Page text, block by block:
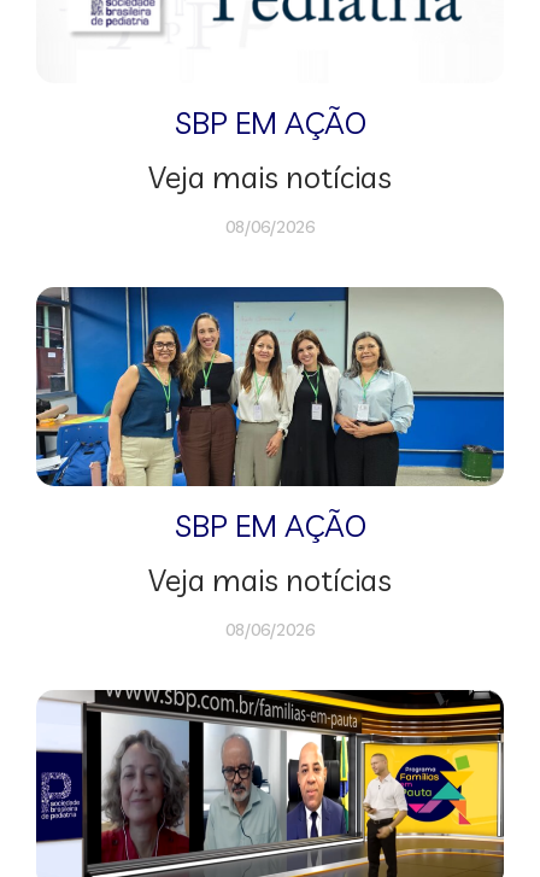
SBP EM AÇÃO
Veja mais notícias
08/06/2026
SBP EM AÇÃO
Veja mais notícias
08/06/2026